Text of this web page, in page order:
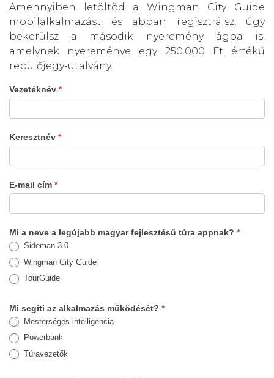
Amennyiben letöltöd a Wingman City Guide
mobilalkalmazást és abban regisztrálsz, úgy
bekerülsz a második nyeremény ágba is,
amelynek nyereménye egy 250.000 Ft értékű
repülőjegy-utalvány.
Vezetéknév *
Keresztnév *
E-mail cím *
Mi a neve a legújabb magyar fejlesztésű túra appnak? *
Sideman 3.0
Wingman City Guide
TourGuide
Mi segíti az alkalmazás működését? *
Mesterséges intelligencia
Powerbank
Túravezetők